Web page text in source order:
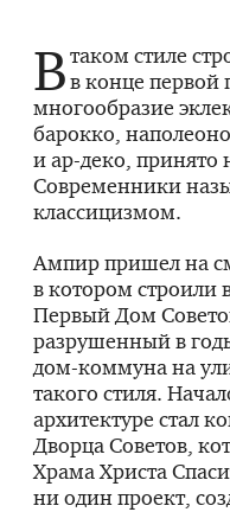
Втаком стиле
в конце первой
многообразие
барокко,
иар-деко ,
Современники
классицизмом.
Ампир пришел на
в котором строили
Первый Дом
разрушенный в
дом-коммуна на
такого стиля.
архитектуре стал
Дворца Советов,
Храма Христа
ни один проект,